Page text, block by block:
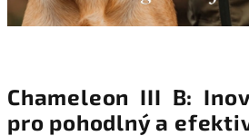
Chameleon III B:
pro pohodlný a